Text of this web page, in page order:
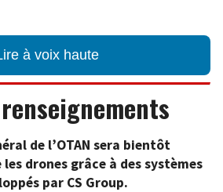
à voix haute
de l’OTAN sera bientôt
drones grâce à des systèmes
par CS Group.